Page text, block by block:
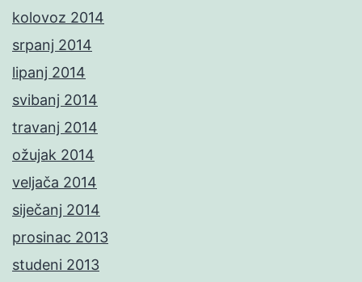
kolovoz 2014
srpanj 2014
lipanj 2014
svibanj 2014
travanj 2014
ožujak 2014
veljača 2014
siječanj 2014
prosinac 2013
studeni 2013